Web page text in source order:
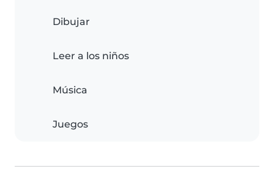
Dibujar
Leer a los niños
Música
Juegos